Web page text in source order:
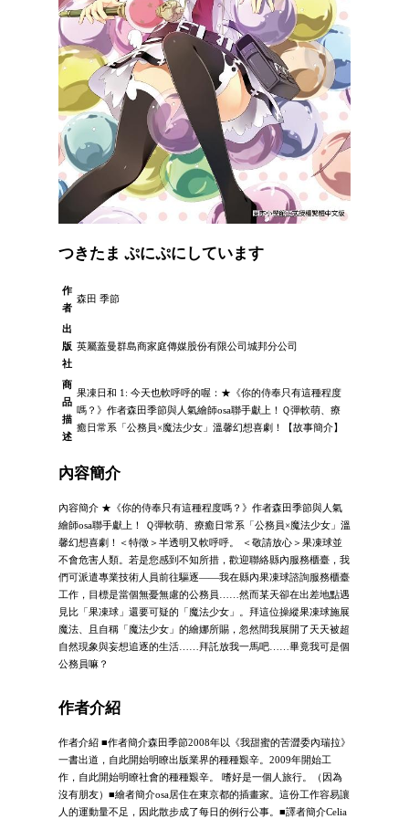
つきたま ぷにぷにしています
作
者
森田 季節
出
版
社
英屬蓋曼群島商家庭傳媒股份有限公司城邦分公司
商
品
描
述
果凍日和 1: 今天也軟呼呼的喔：★《你的侍奉只有這種程度
嗎？》作者森田季節與人氣繪師osa聯手獻上！Ｑ彈軟萌、療
癒日常系「公務員×魔法少女」溫馨幻想喜劇！【故事簡介】
內容簡介
內容簡介 ★《你的侍奉只有這種程度嗎？》作者森田季節與人氣
繪師osa聯手獻上！ Ｑ彈軟萌、療癒日常系「公務員×魔法少女」溫
馨幻想喜劇！＜特徵＞半透明又軟呼呼。 ＜敬請放心＞果凍球並
不會危害人類。若是您感到不知所措，歡迎聯絡縣內服務櫃臺，我
們可派遣專業技術人員前往驅逐——我在縣內果凍球諮詢服務櫃臺
工作，目標是當個無憂無慮的公務員……然而某天卻在出差地點遇
見比「果凍球」還要可疑的「魔法少女」。拜這位操縱果凍球施展
魔法、且自稱「魔法少女」的繪娜所賜，忽然間我展開了天天被超
自然現象與妄想追逐的生活……拜託放我一馬吧……畢竟我可是個
公務員嘛？
作者介紹
作者介紹 ■作者簡介森田季節2008年以《我甜蜜的苦澀委內瑞拉》
一書出道，自此開始明瞭出版業界的種種艱辛。2009年開始工
作，自此開始明瞭社會的種種艱辛。 嗜好是一個人旅行。（因為
沒有朋友）■繪者簡介osa居住在東京都的插畫家。這份工作容易讓
人的運動量不足，因此散步成了每日的例行公事。■譯者簡介Celia